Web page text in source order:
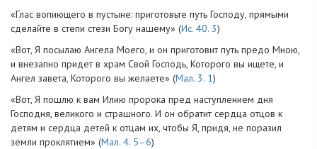
«Глас вопиющего в пустыне: приготовьте путь Господу, прямыми
сделайте в степи стези Богу нашему» (Ис. 40. 3)
«Вот, Я посылаю Ангела Моего, и он приготовит путь предо Мною,
и внезапно придет в храм Свой Господь, Которого вы ищете, и
Ангел завета, Которого вы желаете» (Мал. 3. 1)
«Вот, Я пошлю к вам Илию пророка пред наступлением дня
Господня, великого и страшного. И он обратит сердца отцов к
детям и сердца детей к отцам их, чтобы Я, придя, не поразил
земли проклятием» (Мал. 4. 5–6)